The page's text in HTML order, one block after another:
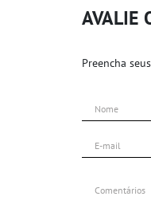
AVALIE
Preencha